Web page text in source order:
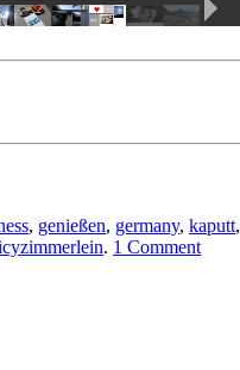
, genießen, germany, kaputt,
. 1 Comment